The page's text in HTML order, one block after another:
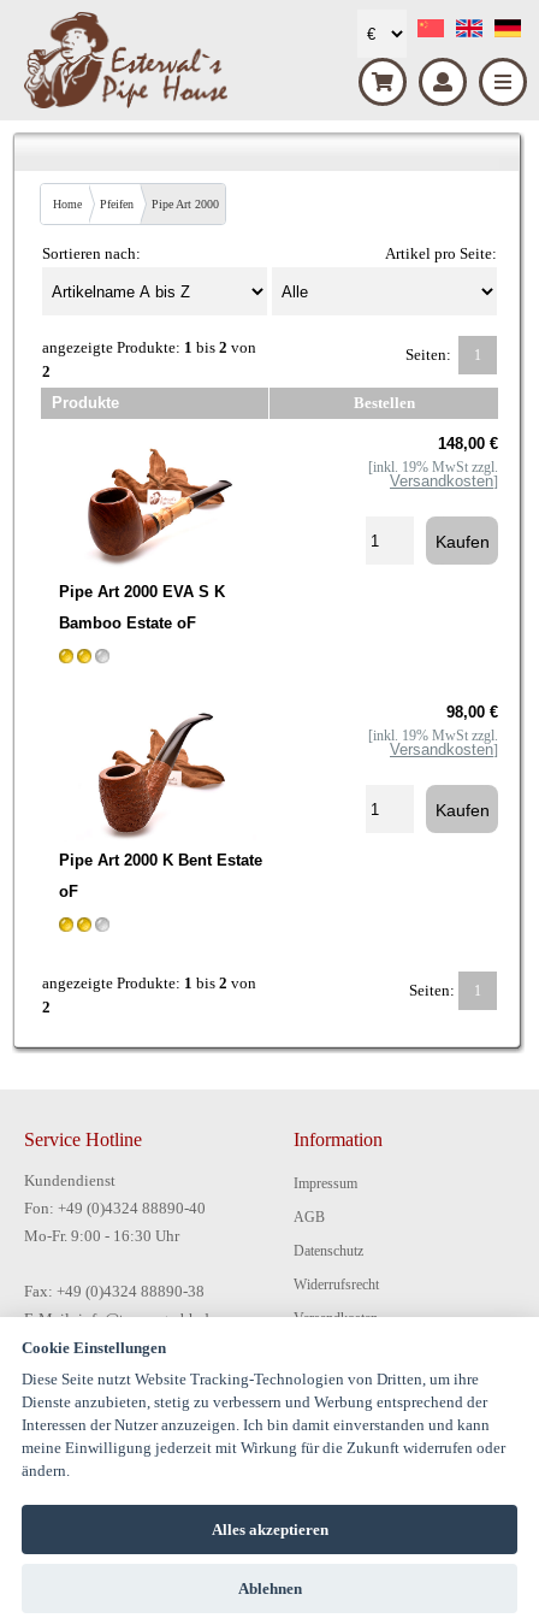
Home Pfeifen Pipe Art 2000
Sortieren nach: Artikel pro Seite:
angezeigte Produkte: 1 bis 2 von
2
Seiten: 1
Produkte Bestellen
Pipe Art 2000 EVA S K
Bamboo Estate oF
148,00 €
[inkl. 19% MwSt zzgl.
Versandkosten]
Pipe Art 2000 K Bent Estate
oF
98,00 €
[inkl. 19% MwSt zzgl.
Versandkosten]
angezeigte Produkte: 1 bis 2 von
2
Seiten: 1
Service Hotline
Kundendienst
Fon: +49 (0)4324 88890-40
Mo-Fr. 9:00 - 16:30 Uhr
Fax: +49 (0)4324 88890-38
E-Mail: info@tecon-gmbh.de
Information
Impressum
AGB
Datenschutz
Widerrufsrecht
Versandkosten
Kontakt
Cookie Einstellungen
Diese Seite nutzt Website Tracking-Technologien von Dritten, um ihre
Dienste anzubieten, stetig zu verbessern und Werbung entsprechend der
Interessen der Nutzer anzuzeigen. Ich bin damit einverstanden und kann
meine Einwilligung jederzeit mit Wirkung für die Zukunft widerrufen oder
ändern.
Alles akzeptieren
Ablehnen